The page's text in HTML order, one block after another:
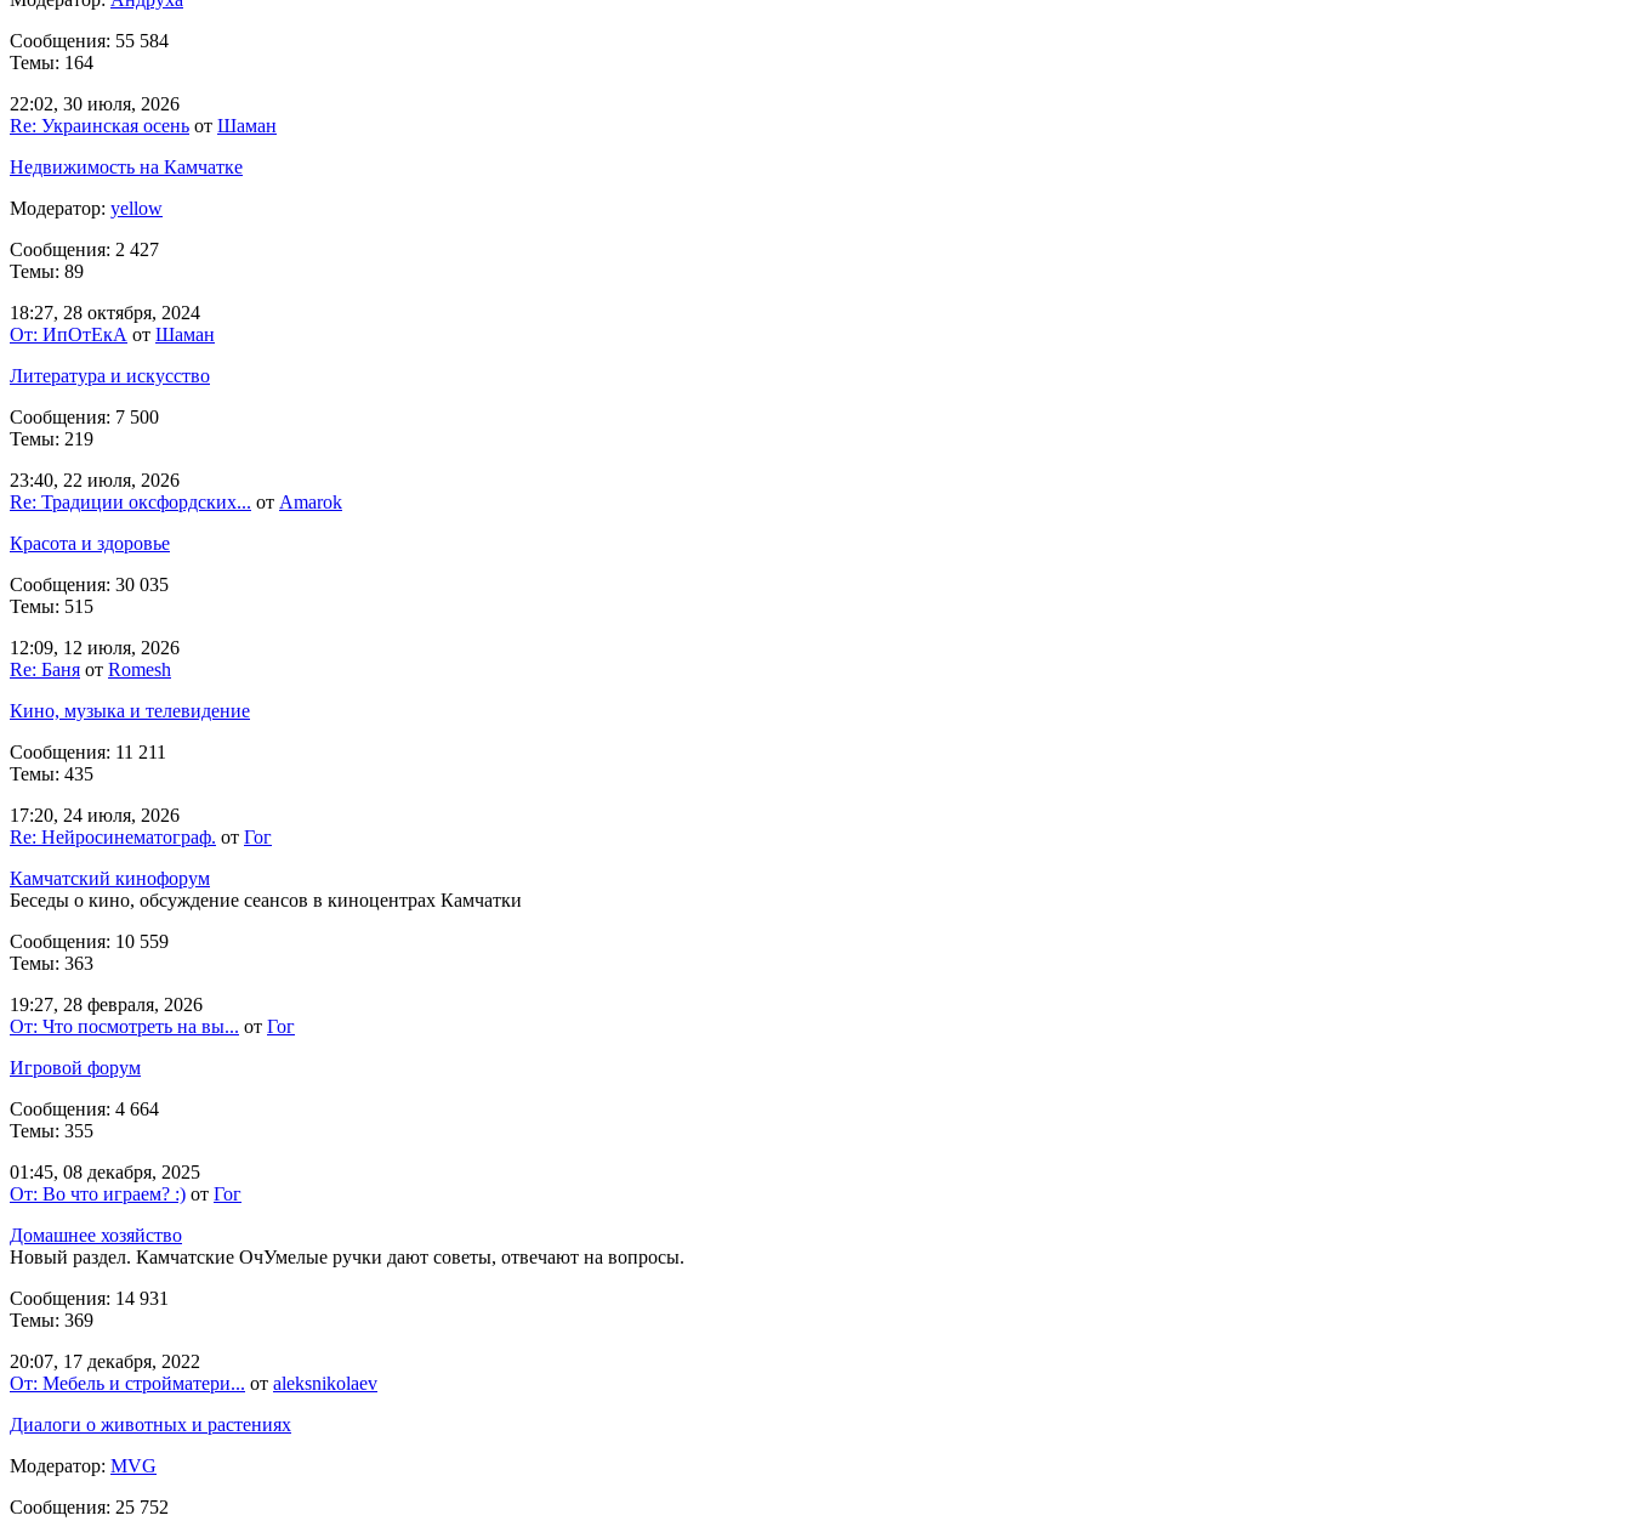
Сообщения: 55 584
Темы: 164
22:02, 30 июля, 2026
Re: Украинская осень от Шаман
Недвижимость на Камчатке
Модератор: yellow
Сообщения: 2 427
Темы: 89
18:27, 28 октября, 2024
От: ИпОтЕкА от Шаман
Литература и искусство
Сообщения: 7 500
Темы: 219
23:40, 22 июля, 2026
Re: Традиции оксфордских... от Amarok
Красота и здоровье
Сообщения: 30 035
Темы: 515
12:09, 12 июля, 2026
Re: Баня от Romesh
Кино, музыка и телевидение
Сообщения: 11 211
Темы: 435
17:20, 24 июля, 2026
Re: Нейросинематограф. от Гог
Камчатский кинофорум
Беседы о кино, обсуждение сеансов в киноцентрах Камчатки
Сообщения: 10 559
Темы: 363
19:27, 28 февраля, 2026
От: Что посмотреть на вы... от Гог
Игровой форум
Сообщения: 4 664
Темы: 355
01:45, 08 декабря, 2025
От: Во что играем? :) от Гог
Домашнее хозяйство
Новый раздел. Камчатские ОчУмелые ручки дают советы, отвечают на вопросы.
Сообщения: 14 931
Темы: 369
20:07, 17 декабря, 2022
От: Мебель и стройматери... от aleksnikolaev
Диалоги о животных и растениях
Модератор: MVG
Сообщения: 25 752